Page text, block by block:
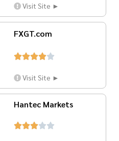
Visit Site ►
FXGT.com

Visit Site ►
Hantec Markets
